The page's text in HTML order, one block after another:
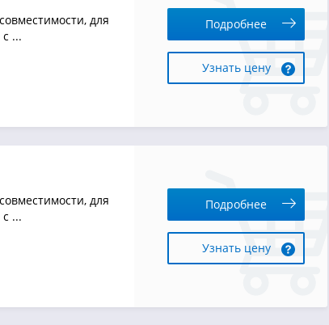
для
...
Подробнее
Узнать цену
для
...
Подробнее
Узнать цену